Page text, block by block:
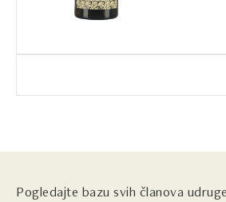
Pogledajte bazu svih članova